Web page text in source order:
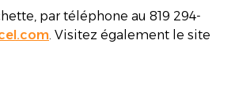
par téléphone au 819 294-
. Visitez également le site